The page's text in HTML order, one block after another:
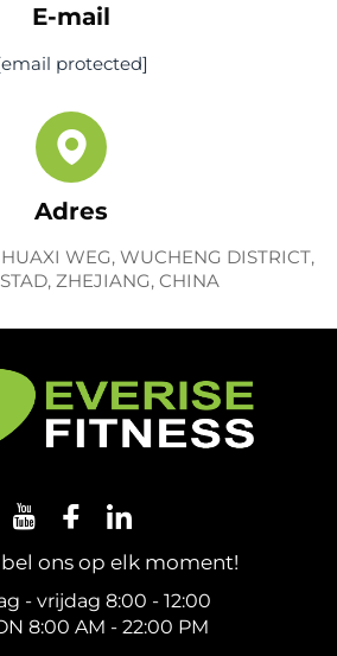
E-mail
protected]
Adres
WEG, WUCHENG DISTRICT,
ZHEJIANG, CHINA
ons op elk moment!
- vrijdag 8:00 - 12:00
8:00 AM - 22:00 PM